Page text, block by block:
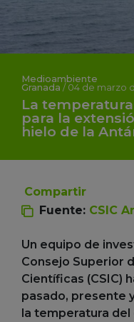
Medioambiente
Granada / 04 de marzo
La
para la
hielo de la
Compartir
Fuente: CSIC
Un equipo de
Consejo Superior
Científicas (CSIC)
pasado, presente
la temperatura del